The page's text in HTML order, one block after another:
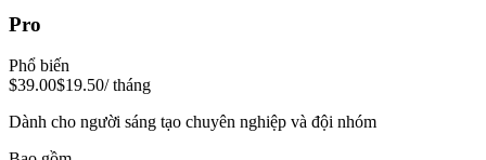
Pro
Phổ biến
$39.00$19.50/ tháng
Dành cho người sáng tạo chuyên nghiệp và đội nhóm